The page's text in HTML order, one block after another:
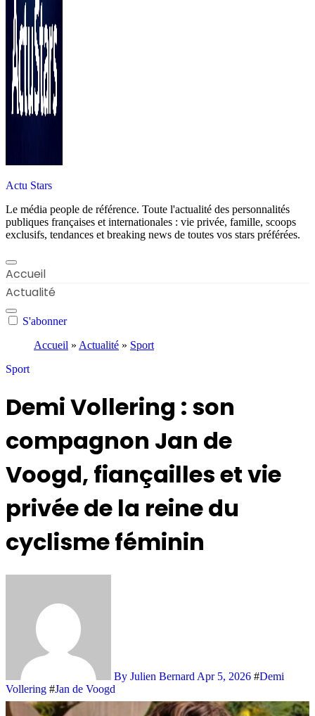
Actu Stars
Le média people de référence. Toute l'actualité des personnalités
publiques françaises et internationales : vie privée, famille, scoops
exclusifs, tendances et breaking news de toutes vos stars préférées.
Accueil
Actualité
S'abonner
Accueil » Actualité » Sport
Sport
Demi Vollering : son
compagnon Jan de
Voogd, fiançailles et vie
privée de la reine du
cyclisme féminin
By Julien Bernard Apr 5, 2026 #Demi
Vollering #Jan de Voogd